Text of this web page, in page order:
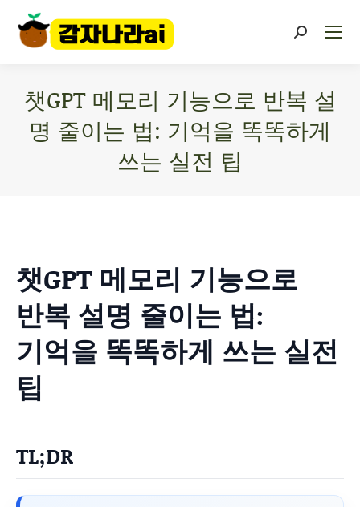
챗GPT 메모리 기능으로 반복 설
명 줄이는 법: 기억을 똑똑하게
쓰는 실전 팁
챗GPT 메모리 기능으로
반복 설명 줄이는 법:
기억을 똑똑하게 쓰는 실전
팁
TL;DR